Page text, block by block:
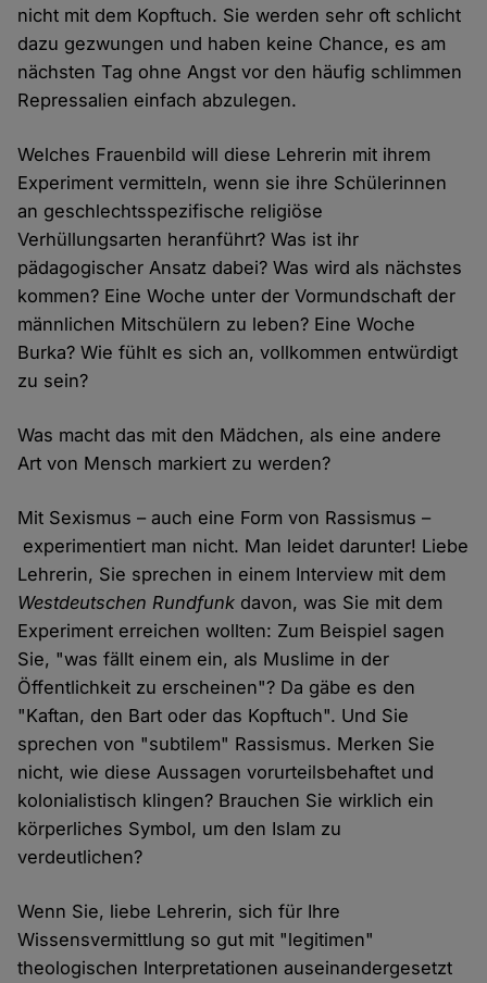
nicht mit dem Kopftuch. Sie werden sehr oft schlicht
dazu gezwungen und haben keine Chance, es am
nächsten Tag ohne Angst vor den häufig schlimmen
Repressalien einfach abzulegen.
Welches Frauenbild will diese Lehrerin mit ihrem
Experiment vermitteln, wenn sie ihre Schülerinnen
an geschlechtsspezifische religiöse
Verhüllungsarten heranführt? Was ist ihr
pädagogischer Ansatz dabei? Was wird als nächstes
kommen? Eine Woche unter der Vormundschaft der
männlichen Mitschülern zu leben? Eine Woche
Burka? Wie fühlt es sich an, vollkommen entwürdigt
zu sein?
Was macht das mit den Mädchen, als eine andere
Art von Mensch markiert zu werden?
Mit Sexismus – auch eine Form von Rassismus –
experimentiert man nicht. Man leidet darunter! Liebe
Lehrerin, Sie sprechen in einem Interview mit dem
Westdeutschen Rundfunk davon, was Sie mit dem
Experiment erreichen wollten: Zum Beispiel sagen
Sie, "was fällt einem ein, als Muslime in der
Öffentlichkeit zu erscheinen"? Da gäbe es den
"Kaftan, den Bart oder das Kopftuch". Und Sie
sprechen von "subtilem" Rassismus. Merken Sie
nicht, wie diese Aussagen vorurteilsbehaftet und
kolonialistisch klingen? Brauchen Sie wirklich ein
körperliches Symbol, um den Islam zu
verdeutlichen?
Wenn Sie, liebe Lehrerin, sich für Ihre
Wissensvermittlung so gut mit "legitimen"
theologischen Interpretationen auseinandergesetzt